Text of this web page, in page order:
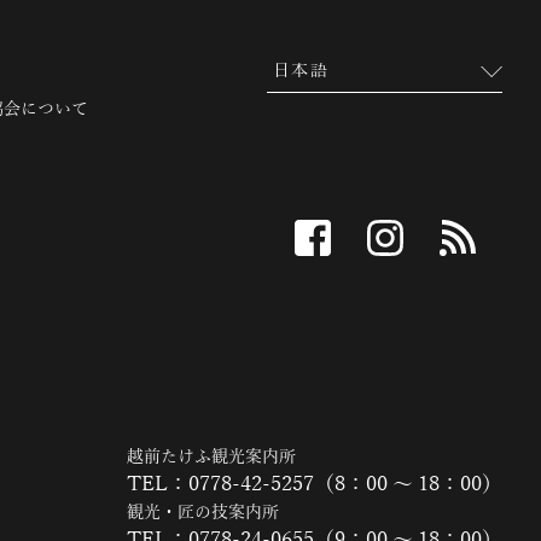
について
facebook instagram
越前たけふ観光案内所
TEL：0778-42-5257（8：00 ～ 18：00）
観光・匠の技案内所